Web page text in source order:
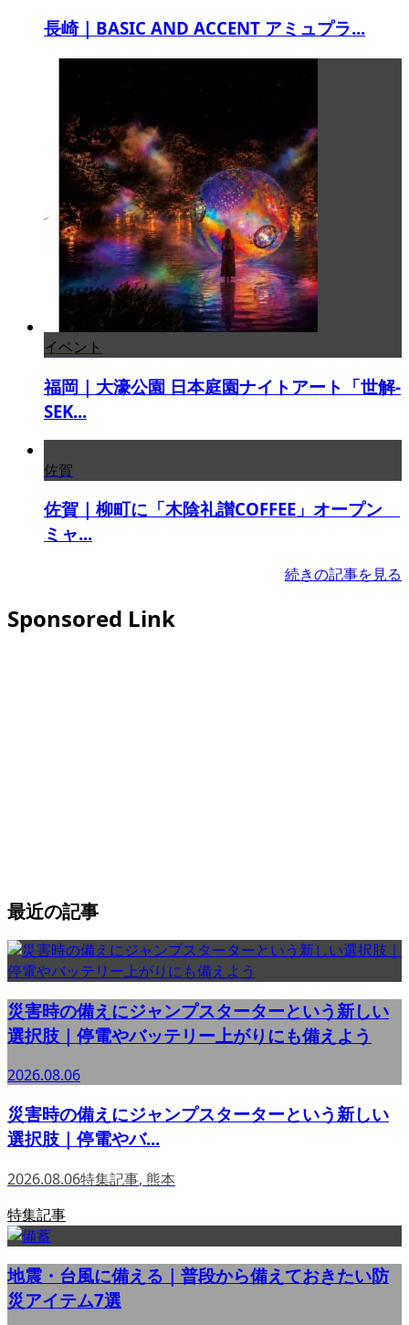
長崎｜BASIC AND ACCENT アミュプラ...
イベント
福岡｜大濠公園 日本庭園ナイトアート「世解-
SEK...
佐賀
佐賀｜柳町に「木陰礼讃COFFEE」オープン
ミャ...
続きの記事を見る
Sponsored Link
最近の記事
災害時の備えにジャンプスターターという新しい
選択肢｜停電やバッテリー上がりにも備えよう
2026.08.06
災害時の備えにジャンプスターターという新しい
選択肢｜停電やバ...
2026.08.06特集記事, 熊本
特集記事
地震・台風に備える｜普段から備えておきたい防
災アイテム7選